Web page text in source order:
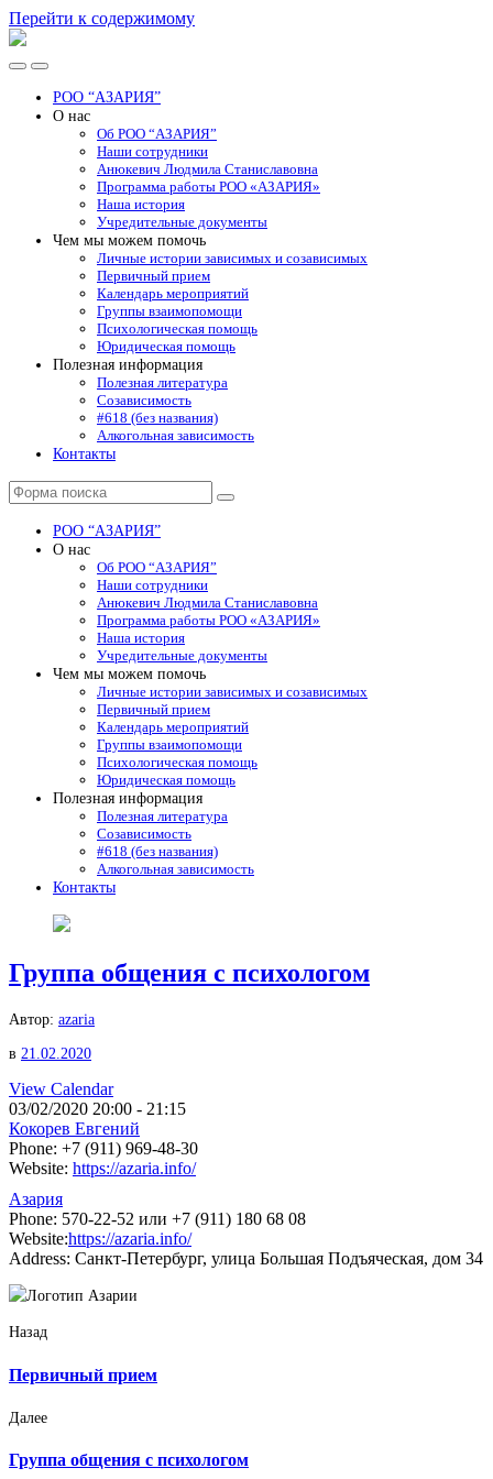
Перейти к содержимому
РОО
Переключить
мобильное
Переключить
поле
поиска
РОО “АЗАРИЯ”
О нас
Об РОО “АЗАРИЯ”
Наши сотрудники
Анюкевич Людмила Станиславовна
Программа работы РОО «АЗАРИЯ»
Наша история
Учредительные документы
Чем мы можем помочь
Личные истории зависимых и созависимых
Первичный прием
Календарь мероприятий
Группы взаимопомощи
Психологическая помощь
Юридическая помощь
Полезная информация
Полезная литература
Созависимость
#618 (без названия)
Алкогольная зависимость
Контакты
Поиск
РОО “АЗАРИЯ”
О нас
Об РОО “АЗАРИЯ”
Наши сотрудники
Анюкевич Людмила Станиславовна
Программа работы РОО «АЗАРИЯ»
Наша история
Учредительные документы
Чем мы можем помочь
Личные истории зависимых и созависимых
Первичный прием
Календарь мероприятий
Группы взаимопомощи
Психологическая помощь
Юридическая помощь
Полезная информация
Полезная литература
Созависимость
#618 (без названия)
Алкогольная зависимость
Контакты
Группа общения с психологом
Автор: azaria
в 21.02.2020
View Calendar
03/02/2020 20:00 - 21:15
Кокорев Евгений
Phone: +7 (911) 969-48-30
Website: https://azaria.info/
Азария
Phone: 570-22-52 или +7 (911) 180 68 08
Website:https://azaria.info/
Address: Санкт-Петербург, улица Большая Подъяческая, дом 34
Назад
Первичный прием
Далее
Группа общения с психологом